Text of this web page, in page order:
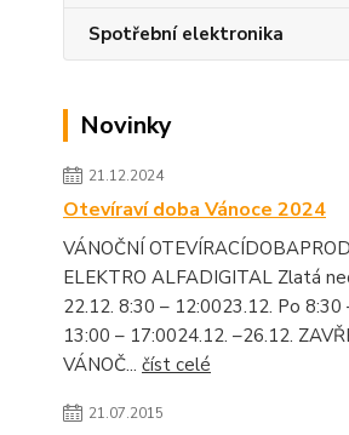
Spotřební elektronika
Novinky
21.12.2024
Otevíraví doba Vánoce 2024
VÁNOČNÍ
ELEKTRO ALFADIGITAL Zlatá
22.12. 8:30 – 12:0023.12. Po 8:30
13:00 – 17:0024.12. –26.12.
VÁNOČ... číst celé
21.07.2015